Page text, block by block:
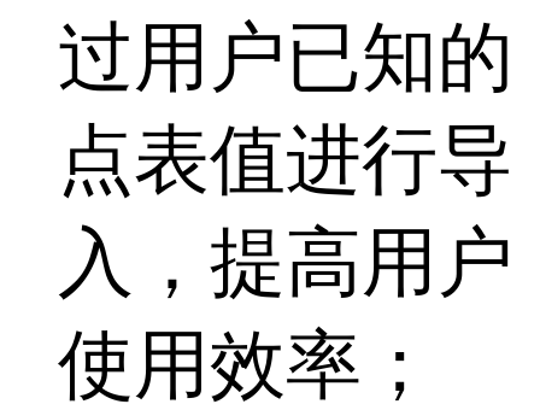
过用户已知的
点表值进行导
入，提高用户
使用效率；